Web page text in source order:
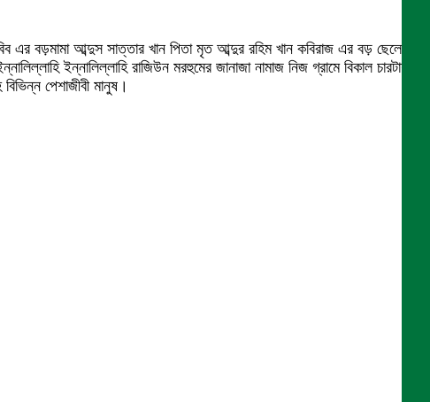
এর বড়মামা আব্দুস সাত্তার খান পিতা মৃত আব্দুর রহিম খান কবিরাজ এর বড় ছেলে ৮১
ইন্নালিল্লাহি রাজিউন মরহুমের জানাজা নামাজ নিজ গ্রামে বিকাল চারটায়
পেশাজীবী মানুষ।